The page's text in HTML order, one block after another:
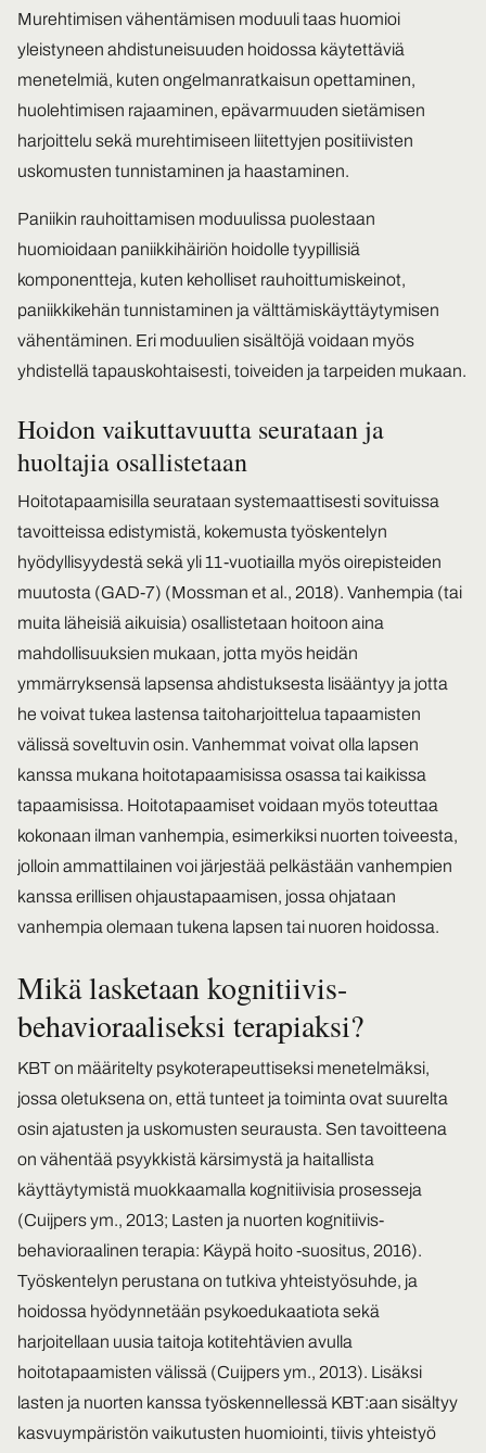
Murehtimisen vähentämisen moduuli taas huomioi
yleistyneen ahdistuneisuuden hoidossa käytettäviä
menetelmiä, kuten ongelmanratkaisun opettaminen,
huolehtimisen rajaaminen, epävarmuuden sietämisen
harjoittelu sekä murehtimiseen liitettyjen positiivisten
uskomusten tunnistaminen ja haastaminen.
Paniikin rauhoittamisen moduulissa puolestaan
huomioidaan paniikkihäiriön hoidolle tyypillisiä
komponentteja, kuten keholliset rauhoittumiskeinot,
paniikkikehän tunnistaminen ja välttämiskäyttäytymisen
vähentäminen. Eri moduulien sisältöjä voidaan myös
yhdistellä tapauskohtaisesti, toiveiden ja tarpeiden mukaan.
Hoidon vaikuttavuutta seurataan ja
huoltajia osallistetaan
Hoitotapaamisilla seurataan systemaattisesti sovituissa
tavoitteissa edistymistä, kokemusta työskentelyn
hyödyllisyydestä sekä yli 11-vuotiailla myös oirepisteiden
muutosta (GAD-7) (Mossman et al., 2018). Vanhempia (tai
muita läheisiä aikuisia) osallistetaan hoitoon aina
mahdollisuuksien mukaan, jotta myös heidän
ymmärryksensä lapsensa ahdistuksesta lisääntyy ja jotta
he voivat tukea lastensa taitoharjoittelua tapaamisten
välissä soveltuvin osin. Vanhemmat voivat olla lapsen
kanssa mukana hoitotapaamisissa osassa tai kaikissa
tapaamisissa. Hoitotapaamiset voidaan myös toteuttaa
kokonaan ilman vanhempia, esimerkiksi nuorten toiveesta,
jolloin ammattilainen voi järjestää pelkästään vanhempien
kanssa erillisen ohjaustapaamisen, jossa ohjataan
vanhempia olemaan tukena lapsen tai nuoren hoidossa.
Mikä lasketaan kognitiivis-
behavioraaliseksi terapiaksi?
KBT on määritelty psykoterapeuttiseksi menetelmäksi,
jossa oletuksena on, että tunteet ja toiminta ovat suurelta
osin ajatusten ja uskomusten seurausta. Sen tavoitteena
on vähentää psyykkistä kärsimystä ja haitallista
käyttäytymistä muokkaamalla kognitiivisia prosesseja
(Cuijpers ym., 2013; Lasten ja nuorten kognitiivis-
behavioraalinen terapia: Käypä hoito -suositus, 2016).
Työskentelyn perustana on tutkiva yhteistyösuhde, ja
hoidossa hyödynnetään psykoedukaatiota sekä
harjoitellaan uusia taitoja kotitehtävien avulla
hoitotapaamisten välissä (Cuijpers ym., 2013). Lisäksi
lasten ja nuorten kanssa työskennellessä KBT:aan sisältyy
kasvuympäristön vaikutusten huomiointi, tiivis yhteistyö